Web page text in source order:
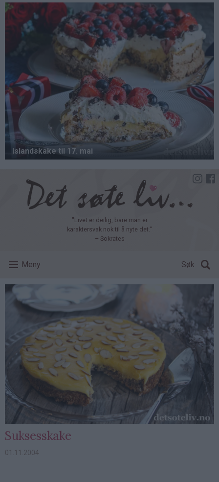
Hopp
hovedinnhold
"Livet er deilig, bare man er
karaktersvak nok til å nyte det."
– Sokrates
Meny Søk
Suksesskake
01.11.2004